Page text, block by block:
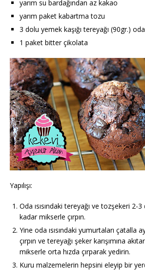
yarım su bardağından az kakao
yarım paket kabartma tozu
3 dolu yemek kaşığı tereyağı (90gr.) oda
1 paket bitter çikolata
Yapılışı:
Oda ısısındaki tereyağı ve tozşekeri 2-
kadar mikserle çırpın.
Yine oda ısısındaki yumurtaları çatalla
çırpın ve tereyağı şeker karışımına
mikserle orta hızda çırparak yedirin.
Kuru malzemelerin hepsini eleyip bir